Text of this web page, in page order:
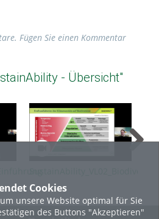
Cookies
unsere Website optimal für Sie
des Buttons "Akzeptieren"
Fügen Sie einen Kommentar
- Übersicht"